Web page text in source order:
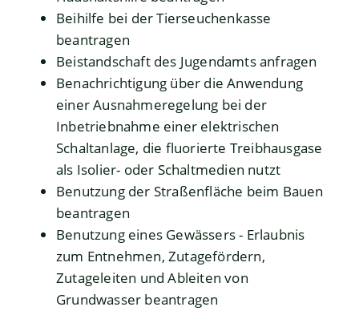
Beihilfe bei der Tierseuchenkasse
beantragen
Beistandschaft des Jugendamts anfragen
Benachrichtigung über die Anwendung
einer Ausnahmeregelung bei der
Inbetriebnahme einer elektrischen
Schaltanlage, die fluorierte Treibhausgase
als Isolier- oder Schaltmedien nutzt
Benutzung der Straßenfläche beim Bauen
beantragen
Benutzung eines Gewässers - Erlaubnis
zum Entnehmen, Zutagefördern,
Zutageleiten und Ableiten von
Grundwasser beantragen